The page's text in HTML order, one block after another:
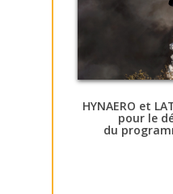
HYNAERO et
pour le
du